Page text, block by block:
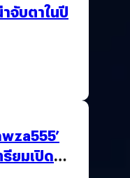
จับตาในปี
รียมเปิด